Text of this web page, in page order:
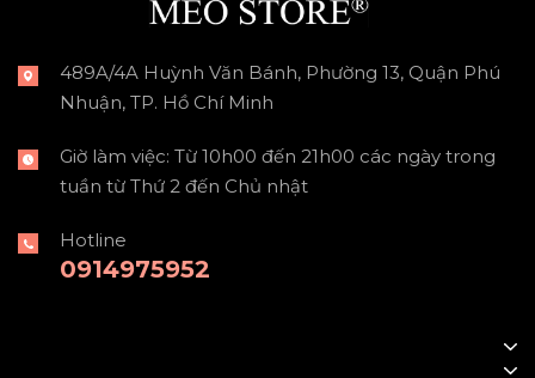
489A/4A Huỳnh Văn Bánh, Phường 13, Quận Phú
Nhuận, TP. Hồ Chí Minh
Giờ làm việc: Từ 10h00 đến 21h00 các ngày trong
tuần từ Thứ 2 đến Chủ nhật
Hotline
0914975952